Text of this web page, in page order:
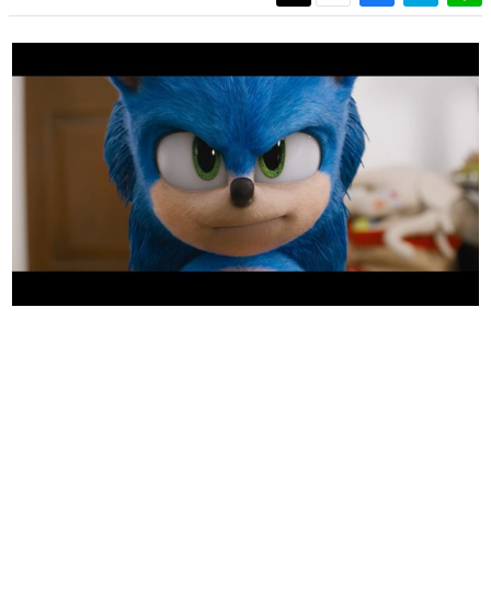
ゲームに多大な影響を受けた作家さんに取材し、ゲームが
画です。
日本モバイルゲーム産業史
日本のモバイルゲーム史における主要なトピック・タイト
ルを網羅するほか、開発者へのインタビューや識者による
解説を掲載。約20年の歴史が一望できる決定版！
若ゲのいたり〜ゲームクリエイターの青春〜
『うつヌケ』『ペンと箸』等で知られるマンガ家・田中圭
一先生によるゲーム業界レポートマンガです。